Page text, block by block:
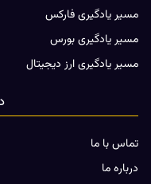
مسیر یادگیری فارکس
مسیر یادگیری بورس
مسیر یادگیری ارز دیجیتال
تماس با ما
درباره ما